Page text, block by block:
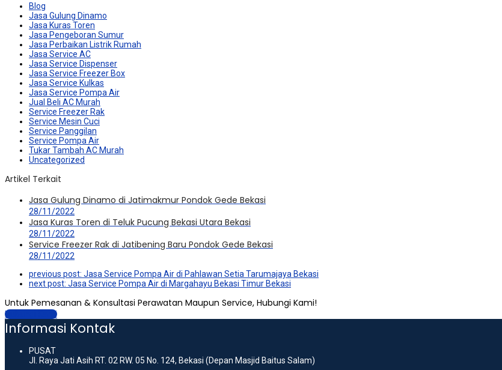
Blog
Jasa Gulung Dinamo
Jasa Kuras Toren
Jasa Pengeboran Sumur
Jasa Perbaikan Listrik Rumah
Jasa Service AC
Jasa Service Dispenser
Jasa Service Freezer Box
Jasa Service Kulkas
Jasa Service Pompa Air
Jual Beli AC Murah
Service Freezer Rak
Service Mesin Cuci
Service Panggilan
Service Pompa Air
Tukar Tambah AC Murah
Uncategorized
Artikel Terkait
Jasa Gulung Dinamo di Jatimakmur Pondok Gede Bekasi
28/11/2022
Jasa Kuras Toren di Teluk Pucung Bekasi Utara Bekasi
28/11/2022
Service Freezer Rak di Jatibening Baru Pondok Gede Bekasi
28/11/2022
previous post: Jasa Service Pompa Air di Pahlawan Setia Tarumajaya Bekasi
next post: Jasa Service Pompa Air di Margahayu Bekasi Timur Bekasi
Untuk Pemesanan & Konsultasi Perawatan Maupun Service, Hubungi Kami!
Hubungi Kami
Informasi Kontak
PUSAT
Jl. Raya Jati Asih RT. 02 RW. 05 No. 124, Bekasi (Depan Masjid Baitus Salam)